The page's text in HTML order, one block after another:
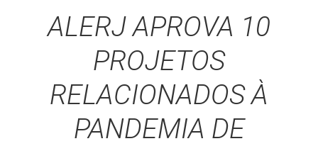
ALERJ APROVA 10
PROJETOS
RELACIONADOS À
PANDEMIA DE